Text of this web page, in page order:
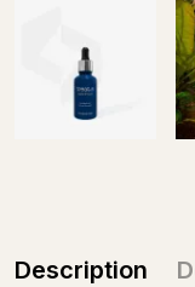
Description